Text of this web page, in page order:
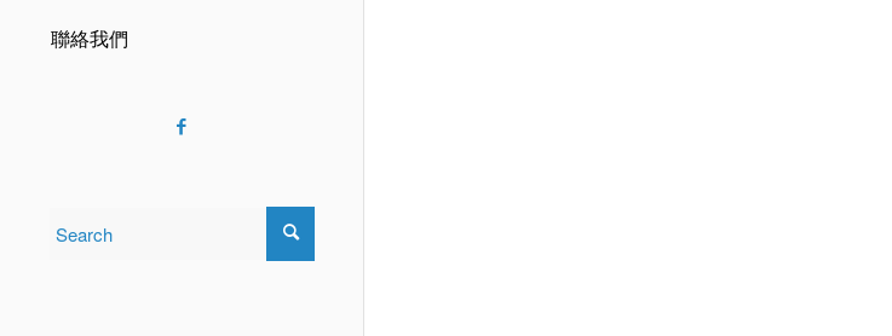
聯絡我們